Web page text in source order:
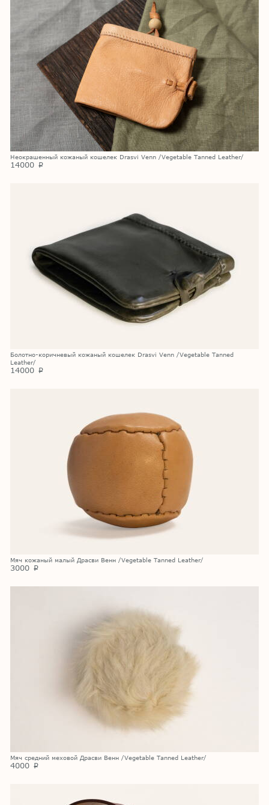
Неокрашенный кожаный кошелек Drasvi Venn /Vegetable Tanned Leather/
14000 p
Болотно-коричневый кожаный кошелек Drasvi Venn /Vegetable Tanned
Leather/
14000 p
Мяч кожаный малый Драсви Венн /Vegetable Tanned Leather/
3000 p
Мяч средний меховой Драсви Венн /Vegetable Tanned Leather/
4000 p